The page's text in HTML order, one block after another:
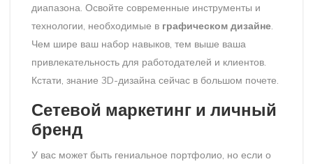
диапазона. Освойте современные инструменты и
технологии, необходимые в графическом дизайне.
Чем шире ваш набор навыков, тем выше ваша
привлекательность для работодателей и клиентов.
Кстати, знание 3D-дизайна сейчас в большом почете.
Сетевой маркетинг и личный
бренд
У вас может быть гениальное портфолио, но если о